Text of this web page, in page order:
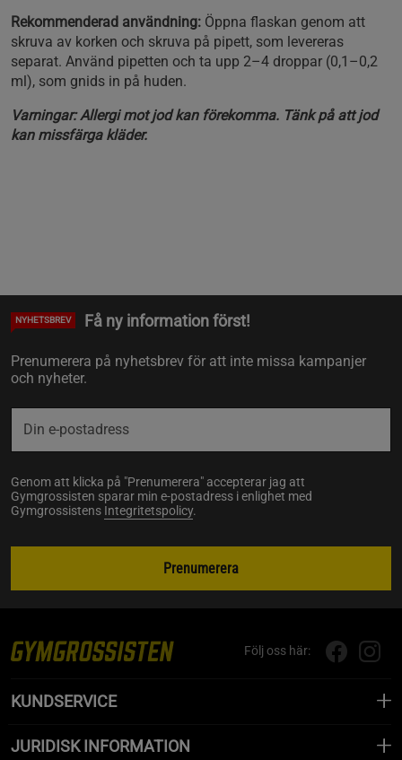
Rekommenderad användning: Öppna flaskan genom att
skruva av korken och skruva på pipett, som levereras
separat. Använd pipetten och ta upp 2–4 droppar (0,1–0,2
ml), som gnids in på huden.
Varningar: Allergi mot jod kan förekomma. Tänk på att jod
kan missfärga kläder.
NYHETSBREV Få ny information först!
Prenumerera på nyhetsbrev för att inte missa kampanjer
och nyheter.
Genom att klicka på "Prenumerera" accepterar jag att
Gymgrossisten sparar min e-postadress i enlighet med
Gymgrossistens Integritetspolicy.
Prenumerera
Följ oss här:
KUNDSERVICE
JURIDISK INFORMATION